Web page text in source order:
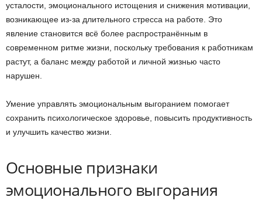
усталости, эмоционального истощения и снижения мотивации,
возникающее из-за длительного стресса на работе. Это
явление становится всё более распространённым в
современном ритме жизни, поскольку требования к работникам
растут, а баланс между работой и личной жизнью часто
нарушен.
Умение управлять эмоциональным выгоранием помогает
сохранить психологическое здоровье, повысить продуктивность
и улучшить качество жизни.
Основные признаки
эмоционального выгорания